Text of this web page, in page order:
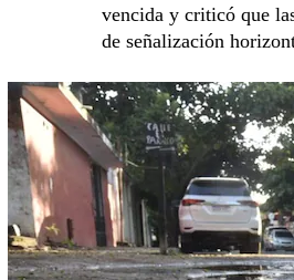
vencida y criticó que
de señalización